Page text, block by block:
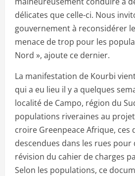
délicates que celle-ci. Nous
gouvernement à reconsidérer
menace de trop pour les
Nord », ajoute ce dernier.
La manifestation de Kourbi
qui a eu lieu il y a quelques
localité de Campo, région du
populations riveraines au
croire Greenpeace Afrique, ces
descendues dans les rues pour
révision du cahier de charges
Selon les populations, ce